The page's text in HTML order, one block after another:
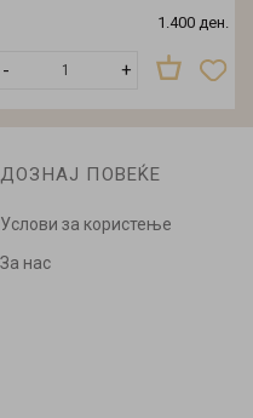
1.400 ден.
- +
ДОЗНАЈ ПОВЕЌЕ
Услови за користење
За нас